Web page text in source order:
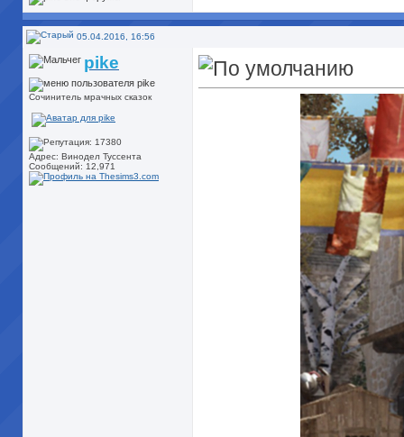
05.04.2016, 16:56
pike
Сочинитель мрачных сказок
Адрес: Винодел Туссента
Сообщений: 12,971